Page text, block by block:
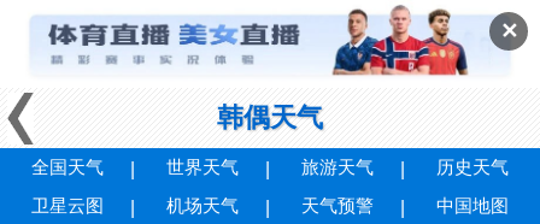
✕
韩偶天气
全国天气 世界天气 旅游天气
历史天气
卫星云图
机场天气 天气预警 中国地图